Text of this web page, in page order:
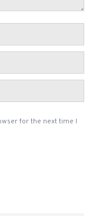
for the next time I